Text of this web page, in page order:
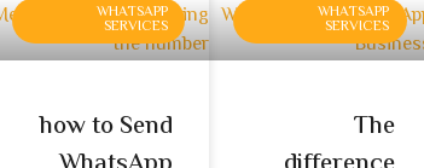
WHATSAPP
SERVICES
The
WHATSAPP
SERVICES
how to Send